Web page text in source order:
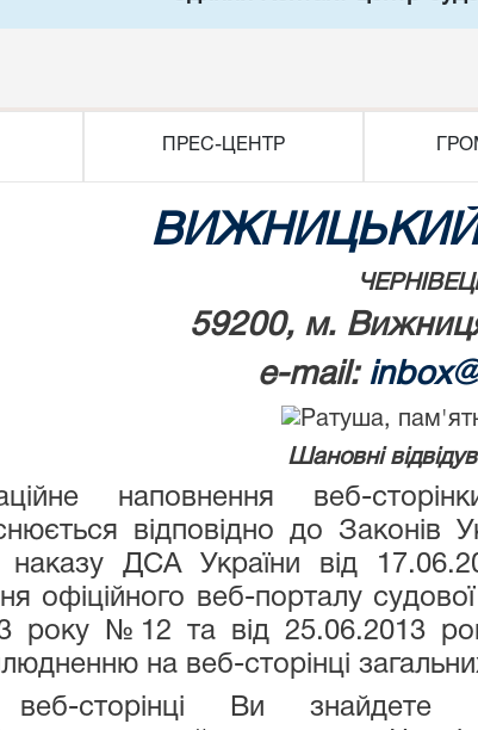
ПРЕС-ЦЕНТР
59200, м.
e-mail:
Шановні
наповнення веб-
відповідно до Законів
наказу ДСА України від
офіційного веб-порталу
року №12 та від 25.06.2013
на веб-сторінці
сторінці Ви знайдете